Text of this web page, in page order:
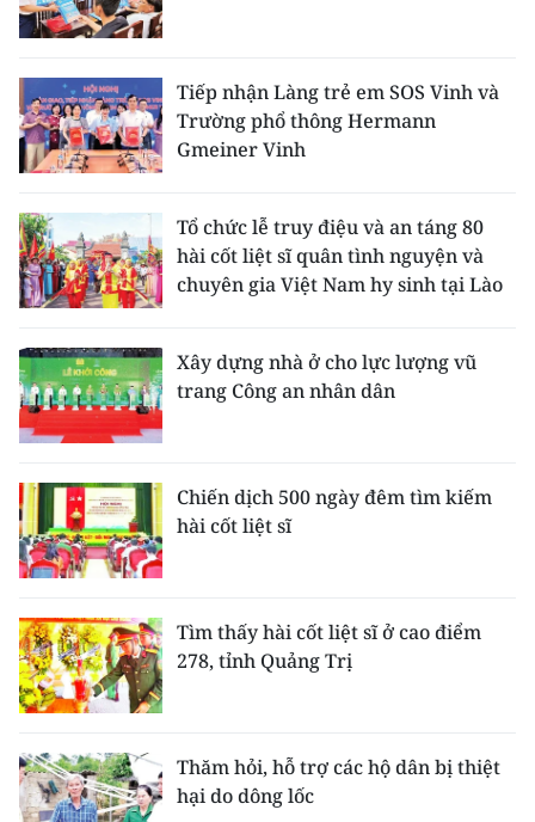
Tiếp nhận Làng trẻ em SOS Vinh và
Trường phổ thông Hermann
Gmeiner Vinh
Tổ chức lễ truy điệu và an táng 80
hài cốt liệt sĩ quân tình nguyện và
chuyên gia Việt Nam hy sinh tại Lào
Xây dựng nhà ở cho lực lượng vũ
trang Công an nhân dân
Chiến dịch 500 ngày đêm tìm kiếm
hài cốt liệt sĩ
Tìm thấy hài cốt liệt sĩ ở cao điểm
278, tỉnh Quảng Trị
Thăm hỏi, hỗ trợ các hộ dân bị thiệt
hại do dông lốc